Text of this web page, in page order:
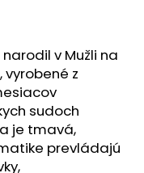
v Mužli na
vyrobené z
sudoch
je tmavá,
prevládajú